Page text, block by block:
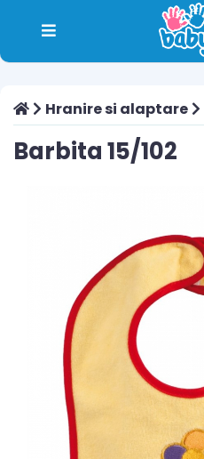
Hranire si alaptare
Barbita 15/102